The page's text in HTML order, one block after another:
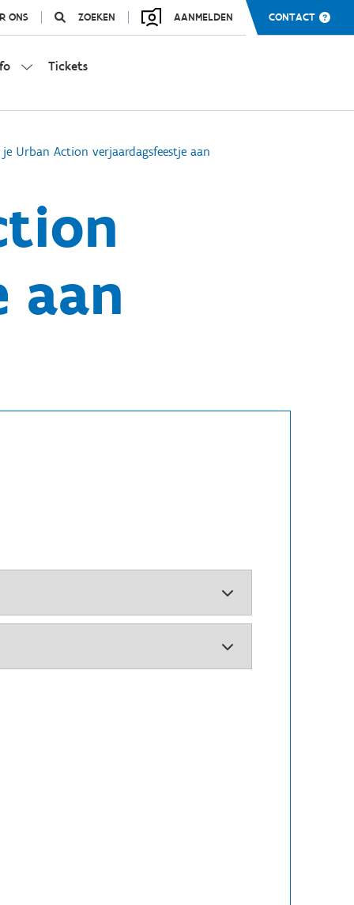
ONS ZOEKEN AANMELDEN CONTACT
Tickets
je Urban Action verjaardagsfeestje aan
aan